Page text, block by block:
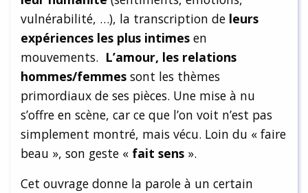
vulnérabilité, …), la transcription de leurs
expériences les plus intimes en
mouvements. L’amour, les relations
hommes/femmes sont les thèmes
primordiaux de ses pièces. Une mise à nu
s’offre en scène, car ce que l’on voit n’est pas
simplement montré, mais vécu. Loin du « faire
beau », son geste « fait sens ».
Cet ouvrage donne la parole à un certain